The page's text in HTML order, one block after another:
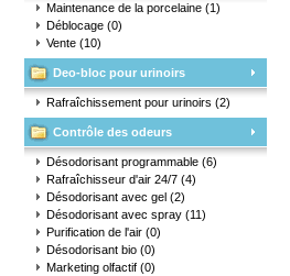
Maintenance de la porcelaine (1)
Déblocage (0)
Vente (10)
Deo-bloc pour urinoirs
Rafraîchissement pour urinoirs (2)
Contrôle des odeurs
Désodorisant programmable (6)
Rafraîchisseur d'air 24/7 (4)
Désodorisant avec gel (2)
Désodorisant avec spray (11)
Purification de l'air (0)
Désodorisant bio (0)
Marketing olfactif (0)